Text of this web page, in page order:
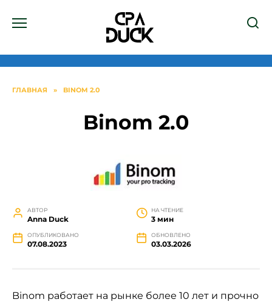
ГЛАВНАЯ » BINOM 2.0
Binom 2.0
АВТОР
Anna Duck
НА ЧТЕНИЕ
3 мин
ОПУБЛИКОВАНО
07.08.2023
ОБНОВЛЕНО
03.03.2026
Binom работает на рынке более 10 лет и прочно